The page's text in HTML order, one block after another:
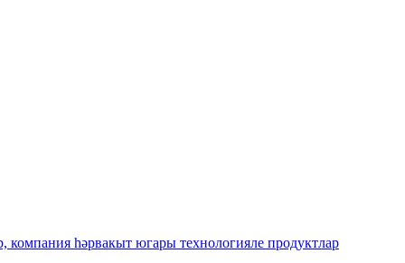
һәрвакыт югары технологияле продуктлар